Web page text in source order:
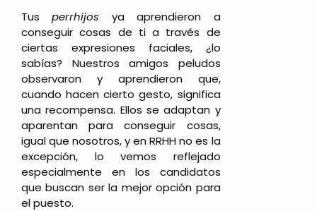
Tusperrhijos ya aprendieron a
conseguir cosas de ti a través de
ciertas expresiones faciales, ¿lo
sabías? Nuestros amigos peludos
observaron y aprendieron que,
cuando hacen cierto gesto, significa
una recompensa. Ellos se adaptan y
aparentan para conseguir cosas,
igual que nosotros, y en RRHH no es la
excepción, lo vemos reflejado
especialmente en los candidatos
que buscan ser la mejor opción para
el puesto.